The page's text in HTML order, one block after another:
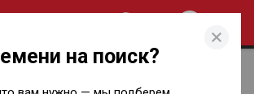
на поиск?